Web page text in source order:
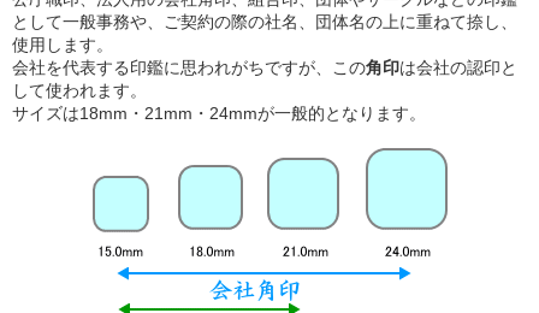
として一般事務や、ご契約の際の社名、団体名の上に重ねて捺し、
使用します。
会社を代表する印鑑に思われがちですが、この角印は会社の認印と
して使われます。
サイズは18mm・21mm・24mmが一般的となります。